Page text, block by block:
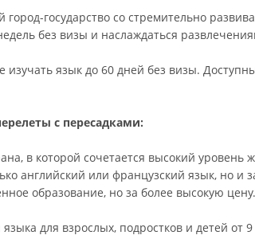
государство со стремительно
без визы и наслаждаться
язык до 60 дней без визы.
с пересадками:
в которой сочетается высокий
английский или французский язык,
образование, но за более высокую цену.
для взрослых, подростков и детей от 9